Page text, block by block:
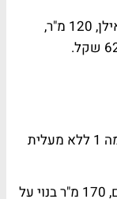
דירת 3 חדרים, ברחוב טבריה, שכונת נווה אילן, 120 מ"ר,
דירת 3 חדרים ברחוב סנהדרין, 76 מ"ר, קומה 1 ללא מעלית
וילה 5 חדרים במיתר ברחוב שדרות השלום, 170 מ"ר בנוי על